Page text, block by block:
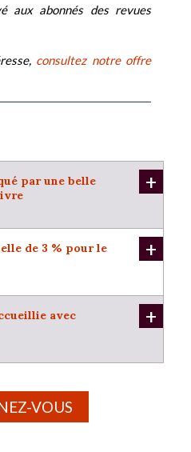
aux abonnés des revues
consultez notre offre
par une belle
+
de 3 % pour le
+
avec
+
VOUS